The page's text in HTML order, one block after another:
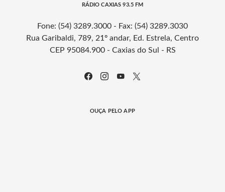
RÁDIO CAXIAS 93.5 FM
Fone: (54) 3289.3000 - Fax: (54) 3289.3030
Rua Garibaldi, 789, 21º andar, Ed. Estrela, Centro
CEP 95084.900 - Caxias do Sul - RS
OUÇA PELO APP